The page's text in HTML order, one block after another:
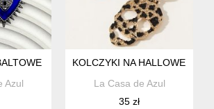
OKO PROROKA
Azul
KOLCZYKI NA HALLOWEEN,
La Casa de Azul
35 zł